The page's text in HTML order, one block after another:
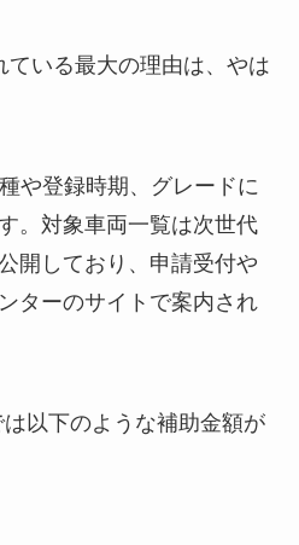
ている最大の理由は、やは
や登録時期、グレードに
。対象車両一覧は次世代
開しており、申請受付や
ターのサイトで案内され
以下のような補助金額が